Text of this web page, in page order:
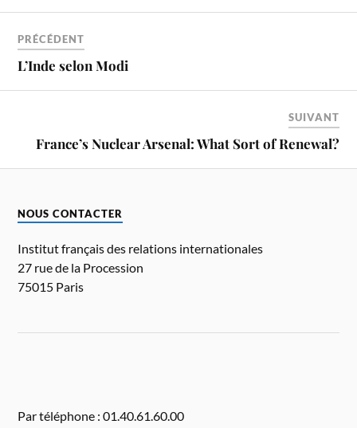
PRÉCÉDENT
L’Inde selon Modi
SUIVANT
France’s Nuclear Arsenal: What Sort of Renewal?
NOUS CONTACTER
Institut français des relations internationales
27 rue de la Procession
75015 Paris
Par téléphone : 01.40.61.60.00